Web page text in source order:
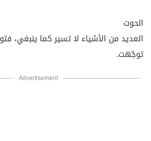
الحوت
العديد من الأشياء لا تسير كما ينبغي،
توجّهت.
Advertisement